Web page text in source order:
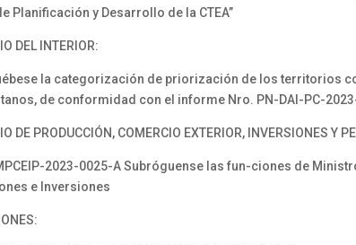
Planificación y Desarrollo de la CTEA”
DEL INTERIOR:
la categorización de priorización de los territorios
de conformidad con el informe Nro. PN-DAI-PC-
DE PRODUCCIÓN, COMERCIO EXTERIOR, INVERSIONES Y
2023-0025-A Subróguense las fun-ciones de
e Inversiones